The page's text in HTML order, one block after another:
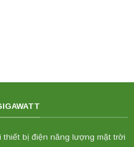
thiết bị điện năng lượng mặt trời